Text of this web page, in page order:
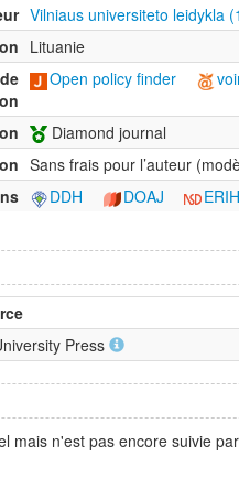
Vilniaus universiteto leidykla
Lituanie
Open policy finder
Diamond journal
Sans frais pour l’auteur
DDH DOAJ
Press
mais n'est pas encore suivie